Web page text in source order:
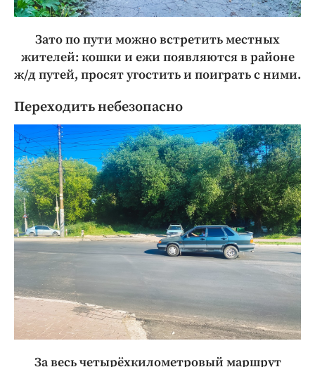
Зато по пути можно встретить местных
жителей: кошки и ежи появляются в районе
ж/д путей, просят угостить и поиграть с ними.
Переходить небезопасно
За весь четырёхкилометровый маршрут